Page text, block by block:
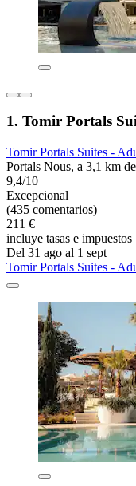
1. Tomir Portals
Tomir Portals Suites -
Portals Nous, a 3,1 km
9,4/10
Excepcional
(435 comentarios)
211 €
incluye tasas e impuestos
Del 31 ago al 1 sept
Tomir Portals Suites -